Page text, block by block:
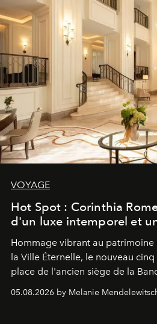
VOYAGE
Hot Spot : Corinthia
d'un luxe intemporel et
Hommage vibrant au patrimoine
la Ville Éternelle, le nouveau
place de l'ancien siège de la
de vivre Romain dans toute son
05.08.2026 by Melanie